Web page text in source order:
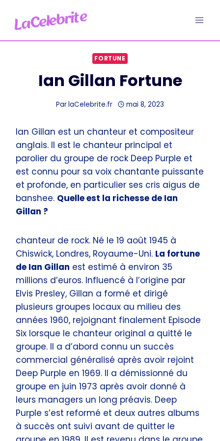
contenu
FORTUNE
Ian Gillan Fortune
ParlaCelebrite.fr mai 8, 2023
Ian Gillan est un chanteur et compositeur
anglais. Il est le chanteur principal et
parolier du groupe de rock Deep Purple et
est connu pour sa voix chantante puissante
et profonde, en particulier ses cris aigus de
banshee. Quelle est la richesse de Ian
Gillan ?
chanteur de rock. Né le 19 août 1945 à
Chiswick, Londres, Royaume-Uni. La fortune
de Ian Gillan est estimé à environ 35
millions d’euros. Influencé à l’origine par
Elvis Presley, Gillan a formé et dirigé
plusieurs groupes locaux au milieu des
années 1960, rejoignant finalement Episode
Six lorsque le chanteur original a quitté le
groupe. Il a d’abord connu un succès
commercial généralisé après avoir rejoint
Deep Purple en 1969. Il a démissionné du
groupe en juin 1973 après avoir donné à
leurs managers un long préavis. Deep
Purple s’est reformé et deux autres albums
à succès ont suivi avant de quitter le